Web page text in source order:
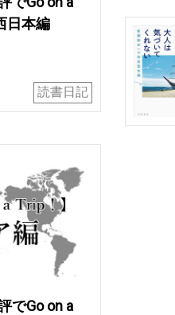
日本編
読書日記
でGo on a